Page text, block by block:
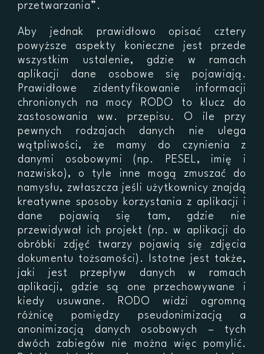
przetwarzania”.
Aby jednak prawidłowo opisać cztery
powyższe aspekty konieczne jest przede
wszystkim ustalenie, gdzie w ramach
aplikacji dane osobowe się pojawiają.
Prawidłowe zidentyfikowanie informacji
chronionych na mocy RODO to klucz do
zastosowania ww. przepisu. O ile przy
pewnych rodzajach danych nie ulega
wątpliwości, że mamy do czynienia z
danymi osobowymi (np. PESEL, imię i
nazwisko), o tyle inne mogą zmuszać do
namysłu, zwłaszcza jeśli użytkownicy znajdą
kreatywne sposoby korzystania z aplikacji i
dane pojawią się tam, gdzie nie
przewidywał ich projekt (np. w aplikacji do
obróbki zdjęć twarzy pojawią się zdjęcia
dokumentu tożsamości). Istotne jest także,
jaki jest przepływ danych w ramach
aplikacji, gdzie są one przechowywane i
kiedy usuwane. RODO widzi ogromną
różnicę pomiędzy pseudonimizacją a
anonimizacją danych osobowych – tych
dwóch zabiegów nie można więc pomylić.